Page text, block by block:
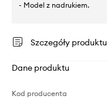
- Model z nadrukiem.
Szczegóły produktu
Dane produktu
Kod producenta